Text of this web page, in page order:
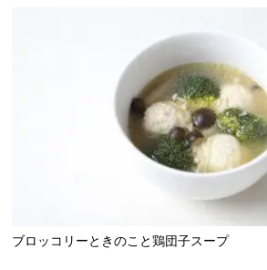
ブロッコリーときのこと鶏団子スープ